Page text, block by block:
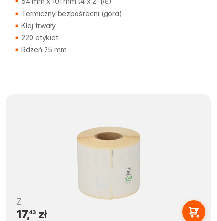
Termiczny bezpośredni (góra)
Klej trwały
220 etykiet
Rdzeń 25 mm
Z
17,43zł